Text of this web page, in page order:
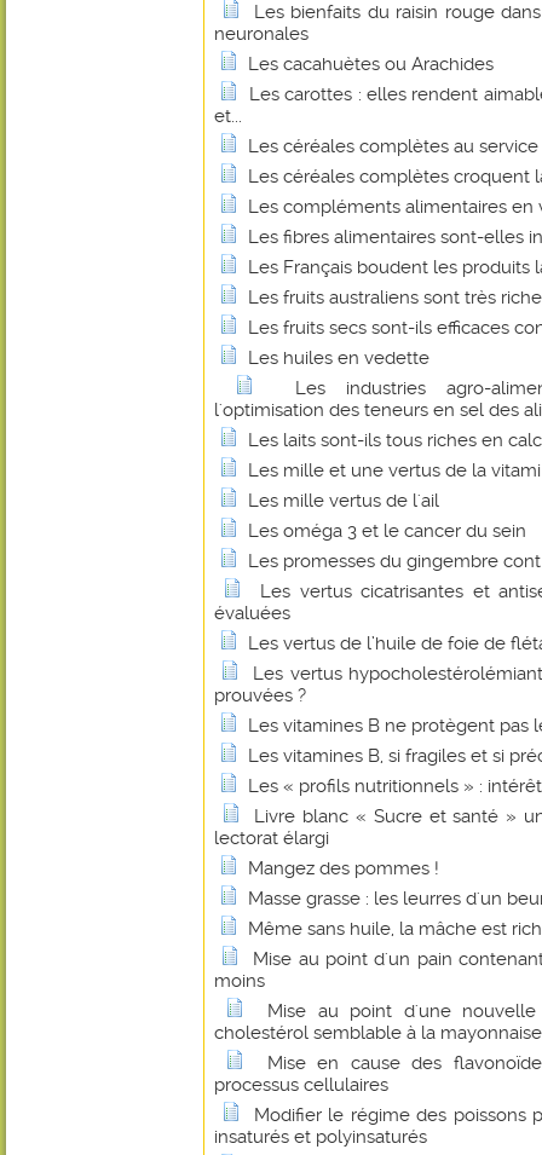
Les bienfaits du raisin rouge
neuronales
Les cacahuètes ou Arachides
Les carottes : elles rendent
et...
Les céréales complètes au
Les céréales complètes croquent
Les compléments alimentaires en
Les fibres alimentaires sont-elles
Les Français boudent les produits
Les fruits australiens sont très
Les fruits secs sont-ils efficaces
Les huiles en vedette
Les industries agro-
l'optimisation des teneurs en sel des
Les laits sont-ils tous riches en
Les mille et une vertus de la
Les mille vertus de l'ail
Les oméga 3 et le cancer du sein
Les promesses du gingembre
Les vertus cicatrisantes et
évaluées
Les vertus de l’huile de foie de
Les vertus
prouvées ?
Les vitamines B ne protègent pas
Les vitamines B, si fragiles et si
Les « profils nutritionnels » :
Livre blanc « Sucre et santé »
lectorat élargi
Mangez des pommes !
Masse grasse : les leurres d'un
Même sans huile, la mâche est
Mise au point d'un pain
moins
Mise au point d'une
cholestérol semblable à la mayonnaise
Mise en cause des
processus cellulaires
Modifier le régime des poissons
insaturés et polyinsaturés